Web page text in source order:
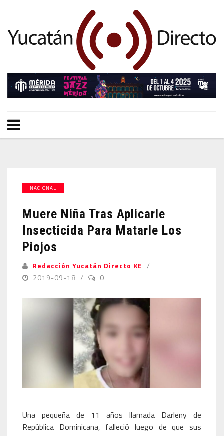
NACIONAL
Muere Niña Tras Aplicarle
Insecticida Para Matarle Los
Piojos
Redacción Yucatán Directo KE
2019-09-18
0
Una pequeña de 11 años llamada Darleny de
República Dominicana, falleció luego de que sus